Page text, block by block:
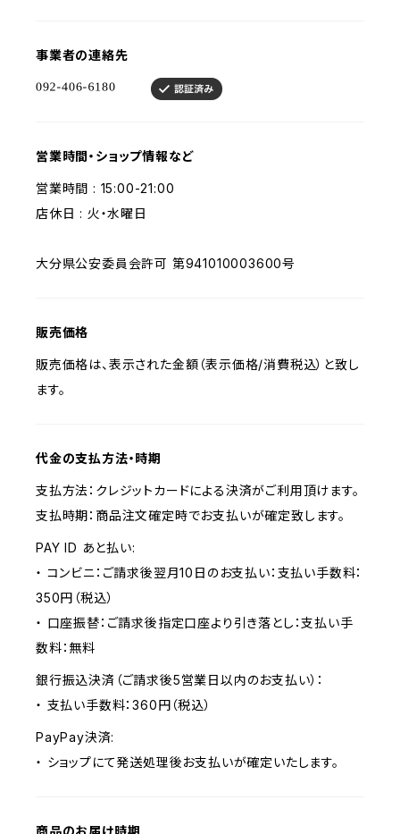
事業者の連絡先
営業時間・ショップ情報など
営業時間 : 15:00-21:00
店休日 : 火・水曜日
大分県公安委員会許可 第941010003600号
販売価格
販売価格は、表示された金額（表示価格/消費税込）と致し
ます。
代金の支払方法・時期
支払方法：クレジットカードによる決済がご利用頂けます。
支払時期：商品注文確定時でお支払いが確定致します。
PAY ID あと払い:
・ コンビニ：ご請求後翌月10日のお支払い：支払い手数料：
350円（税込）
・ 口座振替：ご請求後指定口座より引き落とし：支払い手
数料：無料
銀行振込決済（ご請求後5営業日以内のお支払い）：
・ 支払い手数料：360円（税込）
PayPay決済:
・ ショップにて発送処理後お支払いが確定いたします。
商品のお届け時期